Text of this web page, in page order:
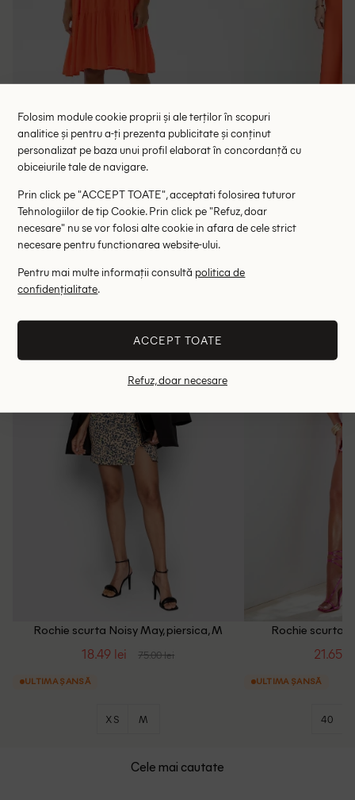
128.00 lei 199.00 lei
RRP: 369.00 lei
Rochie scurta Noisy May, piersica, M
18.49 lei 75.00 lei
ULTIMA ȘANSĂ
XS M
Rochie scurta
21.65
ULTIMA ȘANSĂ
40
Cele mai cautate
Folosim module cookie proprii și ale terților în scopuri
analitice și pentru a-ți prezenta publicitate și conținut
personalizat pe baza unui profil elaborat în concordanță cu
obiceiurile tale de navigare.
Prin click pe "ACCEPT TOATE", acceptati folosirea tuturor
Tehnologiilor de tip Cookie. Prin click pe "Refuz, doar
necesare" nu se vor folosi alte cookie in afara de cele strict
necesare pentru functionarea website-ului.
Pentru mai multe informații consultă politica de
confidențialitate.
ACCEPT TOATE
Refuz, doar necesare